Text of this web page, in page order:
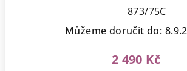
873/75C
Můžeme doručit do:
2 490 Kč